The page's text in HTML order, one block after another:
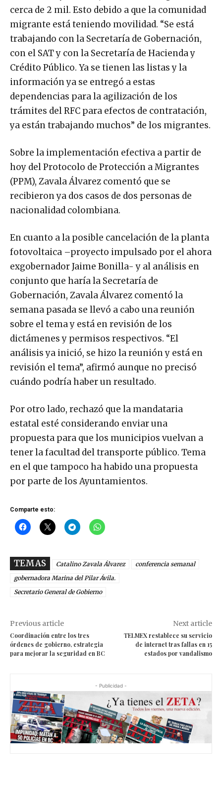
cerca de 2 mil. Esto debido a que la comunidad
migrante está teniendo movilidad. “Se está
trabajando con la Secretaría de Gobernación,
con el SAT y con la Secretaría de Hacienda y
Crédito Público. Ya se tienen las listas y la
información ya se entregó a estas
dependencias para la agilización de los
trámites del RFC para efectos de contratación,
ya están trabajando muchos” de los migrantes.
Sobre la implementación efectiva a partir de
hoy del Protocolo de Protección a Migrantes
(PPM), Zavala Álvarez comentó que se
recibieron ya dos casos de dos personas de
nacionalidad colombiana.
En cuanto a la posible cancelación de la planta
fotovoltaica –proyecto impulsado por el ahora
exgobernador Jaime Bonilla- y al análisis en
conjunto que haría la Secretaría de
Gobernación, Zavala Álvarez comentó la
semana pasada se llevó a cabo una reunión
sobre el tema y está en revisión de los
dictámenes y permisos respectivos. “El
análisis ya inició, se hizo la reunión y está en
revisión el tema”, afirmó aunque no precisó
cuándo podría haber un resultado.
Por otro lado, rechazó que la mandataria
estatal esté considerando enviar una
propuesta para que los municipios vuelvan a
tener la facultad del transporte público. Tema
en el que tampoco ha habido una propuesta
por parte de los Ayuntamientos.
Comparte esto:
TEMAS Catalino Zavala Álvarez
conferencia semanal
gobernadora Marina del Pilar Ávila.
Secretario General de Gobierno
Previous article
Coordinación entre los tres
órdenes de gobierno, estrategia
para mejorar la seguridad en BC
Next article
TELMEX restablece su servicio
de internet tras fallas en 15
estados por vandalismo
- Publicidad -